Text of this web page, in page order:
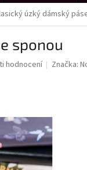
úzký dámský
sponou
hodnocení Značka: